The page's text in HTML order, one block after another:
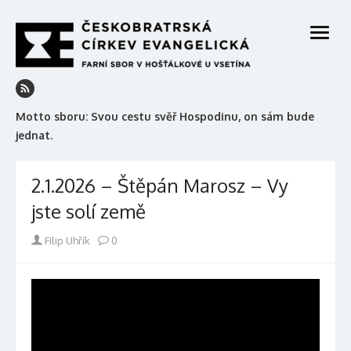
to
content
Motto sboru: Svou cestu svěř Hospodinu, on sám bude
jednat.
open
2.1.2026 – Štěpán Marosz – Vy
jste solí země
Author
Filip Uhřík 0